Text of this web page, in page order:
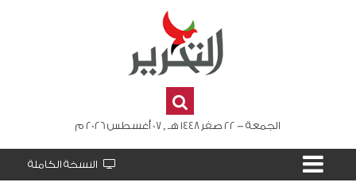
الجمعة - 22 صفر 1448 هـ , 07 أغسطس 2026 م
النسخة الكاملة